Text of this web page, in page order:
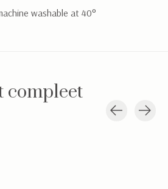
washable at 40°
compleet